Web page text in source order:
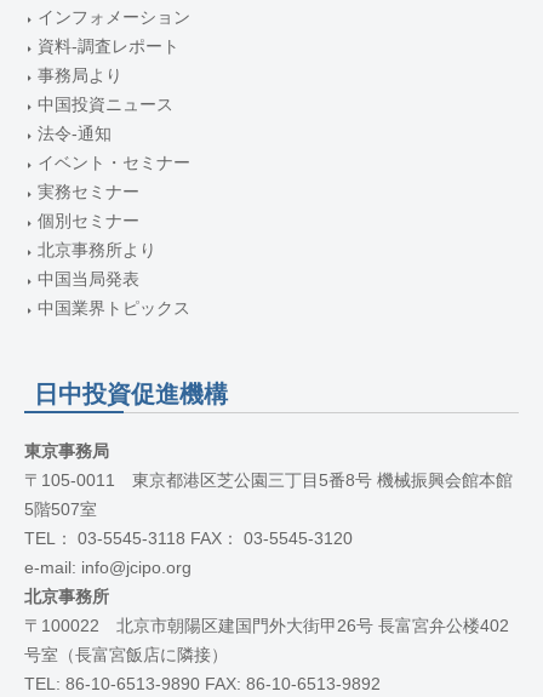
インフォメーション
資料-調査レポート
事務局より
中国投資ニュース
法令-通知
イベント・セミナー
実務セミナー
個別セミナー
北京事務所より
中国当局発表
中国業界トピックス
日中投資促進機構
東京事務局
〒105-0011 東京都港区芝公園三丁目5番8号 機械振興会館本館
5階507室
TEL： 03-5545-3118 FAX： 03-5545-3120
e-mail: info@jcipo.org
北京事務所
〒100022 北京市朝陽区建国門外大街甲26号 長富宮弁公楼402
号室（長富宮飯店に隣接）
TEL: 86-10-6513-9890 FAX: 86-10-6513-9892